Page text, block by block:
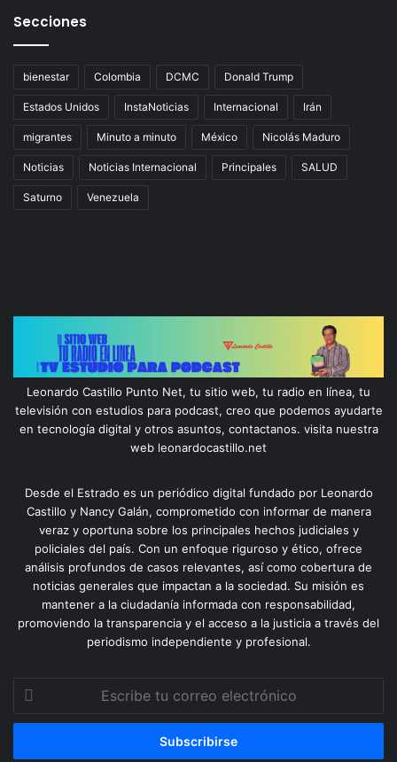
Secciones
bienestar Colombia DCMC Donald Trump
Estados Unidos InstaNoticias Internacional Irán
migrantes Minuto a minuto México Nicolás Maduro
Noticias Noticias Internacional Principales SALUD
Saturno Venezuela
Leonardo Castillo Punto Net, tu sitio web, tu radio en línea, tu
televisión con estudios para podcast, creo que podemos ayudarte
en tecnología digital y otros asuntos, contactanos. visita nuestra
web leonardocastillo.net
Desde el Estrado es un periódico digital fundado por Leonardo
Castillo y Nancy Galán, comprometido con informar de manera
veraz y oportuna sobre los principales hechos judiciales y
policiales del país. Con un enfoque riguroso y ético, ofrece
análisis profundos de casos relevantes, así como cobertura de
noticias generales que impactan a la sociedad. Su misión es
mantener a la ciudadanía informada con responsabilidad,
promoviendo la transparencia y el acceso a la justicia a través del
periodismo independiente y profesional.
correo